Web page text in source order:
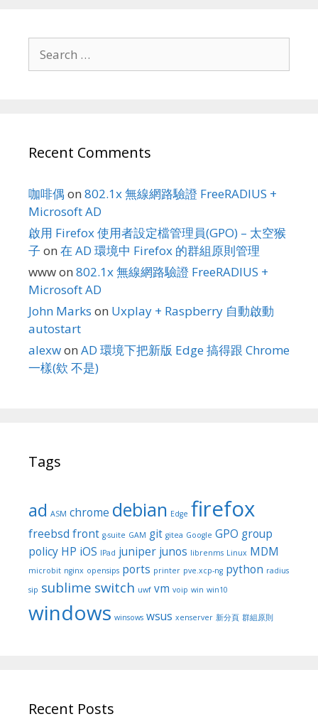
for:
Recent Comments
咖啡偶 on 802.1x 無線網路驗證 FreeRADIUS +
Microsoft AD
啟用 Firefox 使用者設定檔管理員(GPO) – 太空猴
子 on 在 AD 環境中 Firefox 的群組原則管理
wwwon 802.1x 無線網路驗證 FreeRADIUS +
Microsoft AD
John Marks on Uxplay + Raspberry 自動啟動
autostart
alexwon AD 環境下把新版 Edge 搞得跟 Chrome
一樣(欸 不是)
Tags
ad ASM chrome debian Edge firefox
freebsd front g-suite GAM git gitea Google GPO group
policy HP iOS IPad juniper junos librenms Linux MDM
microbit nginx opensips ports printer pve.xcp-ng python radius
sip sublime switch uwf vm voip win win10
windows winsows wsus xenserver 新分頁 群組原則
Recent Posts